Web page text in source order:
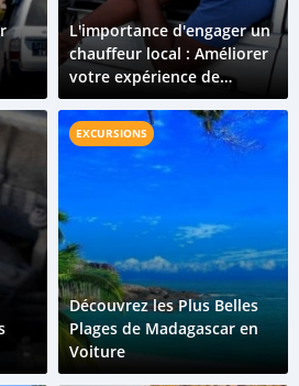
L'importance d'engager un
chauffeur local : Améliorer
votre expérience de
conduite à Madagascar
EXCURSIONS
Découvrez les Plus Belles
Plages de Madagascar en
Voiture